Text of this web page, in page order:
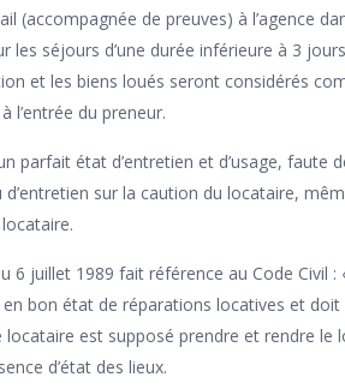
de preuves) à l’agence
les séjours d’une durée inférieure à 3
et les biens loués seront considérés
l’entrée du preneur.
état d’entretien et d’usage, faute
sur la caution du locataire,
locataire.
6 juillet 1989 fait référence au Code Civil :
bon état de réparations locatives et
locataire est supposé prendre et rendre
d’état des lieux.